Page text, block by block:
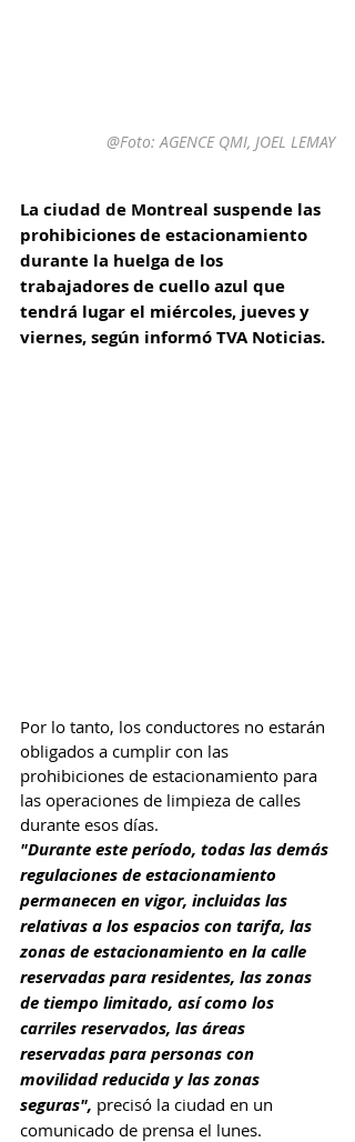
@Foto: AGENCE QMI, JOEL LEMAY
La ciudad de Montreal suspende las
prohibiciones de estacionamiento
durante la huelga de los
trabajadores de cuello azul que
tendrá lugar el miércoles, jueves y
viernes, según informó TVA Noticias.
Por lo tanto, los conductores no estarán
obligados a cumplir con las
prohibiciones de estacionamiento para
las operaciones de limpieza de calles
durante esos días.
"Durante este período, todas las demás
regulaciones de estacionamiento
permanecen en vigor, incluidas las
relativas a los espacios con tarifa, las
zonas de estacionamiento en la calle
reservadas para residentes, las zonas
de tiempo limitado, así como los
carriles reservados, las áreas
reservadas para personas con
movilidad reducida y las zonas
seguras", precisó la ciudad en un
comunicado de prensa el lunes.